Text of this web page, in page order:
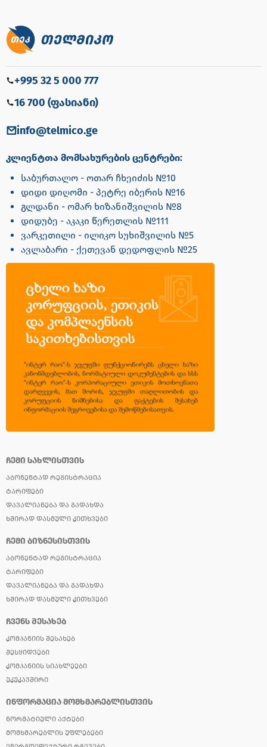
+995 32 5 000 777
16 700 (ფასიანი)
info@telmico.ge
კლიენტთა მომსახურების ცენტრები:
საბურთალო - ოთარ ჩხეიძის №10
დიდი დიღომი - პეტრე იბერის №16
გლდანი - ომარ ხიზანიშვილის №8
დიდუბე - აკაკი წერეთლის №111
ვარკეთილი - ილიკო სუხიშვილის №5
ავლაბარი - ქეთევან დედოფლის №25
ᲩᲔᲛᲘ ᲡᲐᲮᲚᲘᲡᲗᲕᲘᲡ
ᲐᲑᲝᲜᲔᲜᲢᲐᲓ ᲠᲔᲒᲘᲡᲢᲠᲐᲪᲘᲐ
ᲢᲐᲠᲘᲤᲔᲑᲘ
ᲓᲐᲕᲐᲚᲘᲐᲜᲔᲑᲐ ᲓᲐ ᲒᲐᲓᲐᲮᲓᲐ
ᲮᲨᲘᲠᲐᲓ ᲓᲐᲡᲛᲣᲚᲘ ᲙᲘᲗᲮᲕᲔᲑᲘ
ᲩᲔᲛᲘ ᲑᲘᲖᲜᲔᲡᲘᲡᲗᲕᲘᲡ
ᲐᲑᲝᲜᲔᲜᲢᲐᲓ ᲠᲔᲒᲘᲡᲢᲠᲐᲪᲘᲐ
ᲢᲐᲠᲘᲤᲔᲑᲘ
ᲓᲐᲕᲐᲚᲘᲐᲜᲔᲑᲐ ᲓᲐ ᲒᲐᲓᲐᲮᲓᲐ
ᲮᲨᲘᲠᲐᲓ ᲓᲐᲡᲛᲣᲚᲘ ᲙᲘᲗᲮᲕᲔᲑᲘ
ᲩᲕᲔᲜᲡ ᲨᲔᲡᲐᲮᲔᲑ
ᲙᲝᲛᲞᲐᲜᲘᲘᲡ ᲨᲔᲡᲐᲮᲔᲑ
ᲨᲔᲡᲧᲘᲓᲕᲔᲑᲘ
ᲙᲝᲛᲞᲐᲜᲘᲘᲡ ᲡᲘᲐᲮᲚᲔᲔᲑᲘ
ᲣᲙᲣᲙᲐᲕᲨᲘᲠᲘ
ᲘᲜᲤᲝᲠᲛᲐᲪᲘᲐ ᲛᲝᲛᲮᲛᲐᲠᲔᲑᲚᲘᲡᲗᲕᲘᲡ
ᲜᲝᲠᲛᲐᲢᲘᲣᲚᲘ ᲐᲥᲢᲔᲑᲘ
ᲛᲝᲛᲮᲛᲐᲠᲔᲑᲚᲘᲡ ᲣᲤᲚᲔᲑᲔᲑᲘ